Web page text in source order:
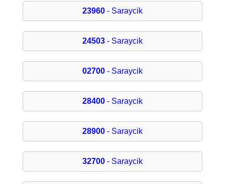
23960- Saraycik
24503- Saraycik
02700- Saraycik
28400- Saraycik
28900- Saraycik
32700- Saraycik